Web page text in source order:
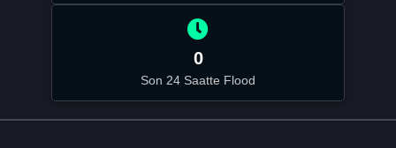
0
Son 24 Saatte Flood